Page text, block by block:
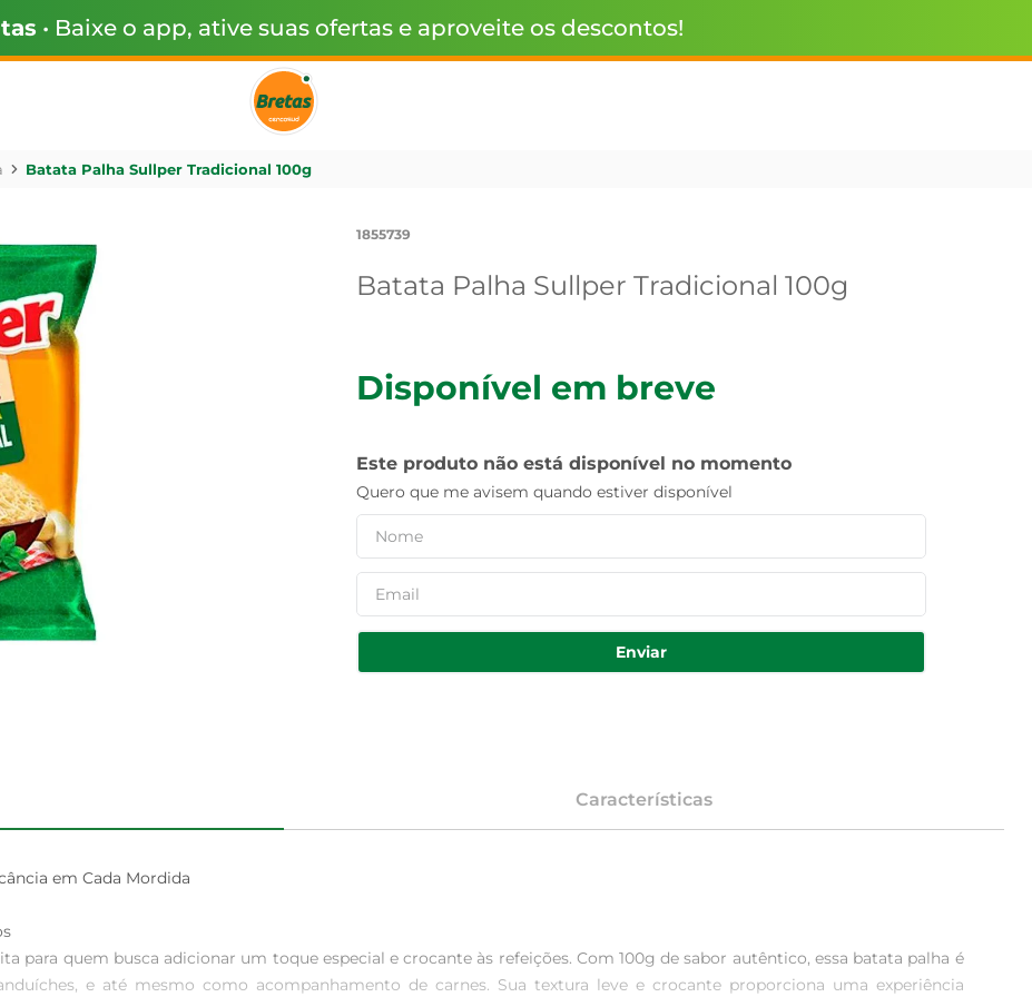
• Baixe o app, ative suas ofertas e aproveite os descontos!
Batata Palha Sullper Tradicional 100g
1855739
Batata Palha Sullper Tradicional 100g
Disponível em breve
Este produto não está disponível no momento
Quero que me avisem quando estiver disponível
Enviar
Características
em Cada Mordida
para quem busca adicionar um toque especial e crocante às refeições. Com 100g de sabor autêntico, essa batata palha é
e até mesmo como acompanhamento de carnes. Sua textura leve e crocante proporciona uma experiência